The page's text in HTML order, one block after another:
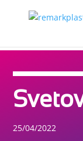
25/04/2022